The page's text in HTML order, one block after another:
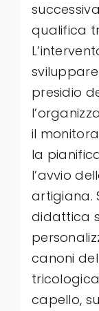
qualifica
presidio
il
la
l’avvio
artigiana.
didattica
canoni
capello,